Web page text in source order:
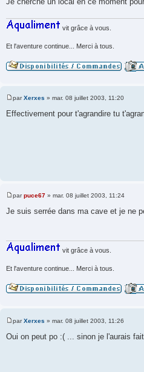
vit grâce à vous.
Et l'aventure continue... Merci à tous.
M
e
s
parXerxes » mar. 08 juillet 2003, 11:20
Effectivement pour t'agrandire tu
M
e
s
e
parpuce67 » mar. 08 juillet 2003, 11:24
Je suis serrée dans ma cave et je ne
vit grâce à vous.
Et l'aventure continue... Merci à tous.
M
s
parXerxes » mar. 08 juillet 2003, 11:26
Oui on peut po :( ... sinon je l'aurais